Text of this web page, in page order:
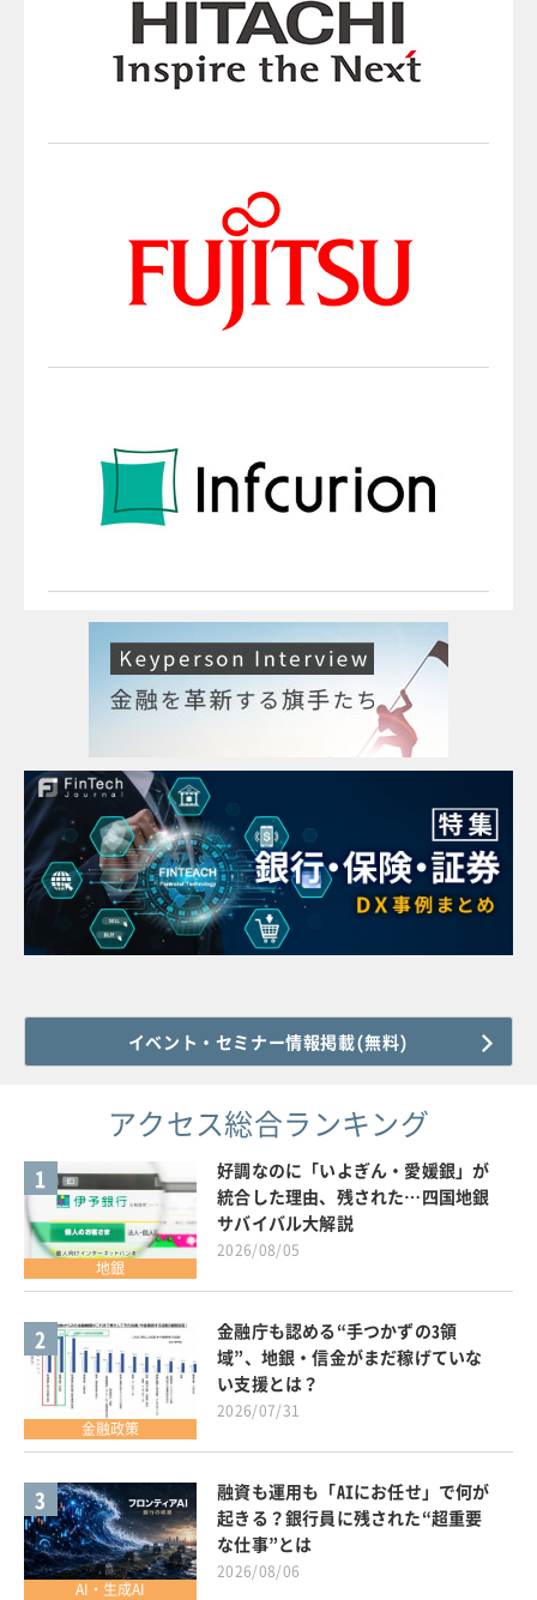
イベント・セミナー情報掲載(無料)
アクセス総合ランキング
1
地銀
好調なのに「いよぎん・愛媛銀」が
統合した理由、残された…四国地銀
サバイバル大解説
2026/08/05
2
金融政策
金融庁も認める“手つかずの3領
域”、地銀・信金がまだ稼げていな
い支援とは？
2026/07/31
3
AI・生成AI
融資も運用も「AIにお任せ」で何が
起きる？銀行員に残された“超重要
な仕事”とは
2026/08/06